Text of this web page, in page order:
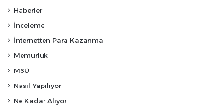
Haberler
İnceleme
İnternetten Para Kazanma
Memurluk
MSÜ
Nasıl Yapılıyor
Ne Kadar Alıyor